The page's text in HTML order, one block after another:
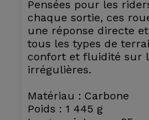
Pensées pour les
chaque sortie, ces
une réponse directe
tous les types de
confort et fluidité sur
irrégulières.
Matériau : Carbone
Poids : 1 445 g